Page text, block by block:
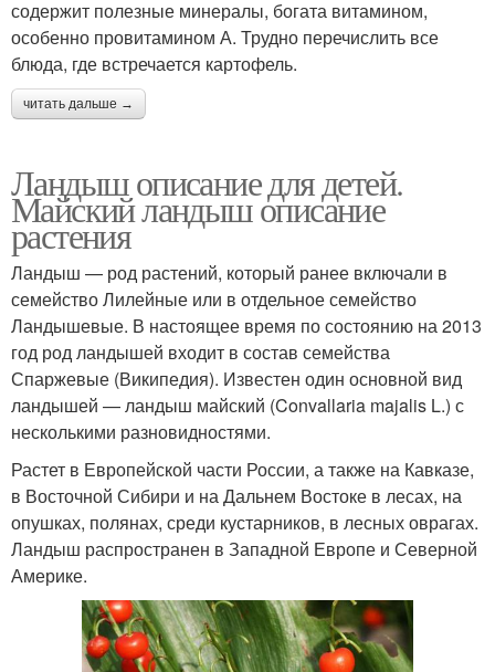
содержит полезные минералы, богата витамином,
особенно провитамином А. Трудно перечислить все
блюда, где встречается картофель.
читать дальше →
Ландыш описание для детей.
Майский ландыш описание
растения
Ландыш — род растений, который ранее включали в
семейство Лилейные или в отдельное семейство
Ландышевые. В настоящее время по состоянию на 2013
год род ландышей входит в состав семейства
Спаржевые (Википедия). Известен один основной вид
ландышей — ландыш майский (Convallaria majalis L.) с
несколькими разновидностями.
Растет в Европейской части России, а также на Кавказе,
в Восточной Сибири и на Дальнем Востоке в лесах, на
опушках, полянах, среди кустарников, в лесных оврагах.
Ландыш распространен в Западной Европе и Северной
Америке.